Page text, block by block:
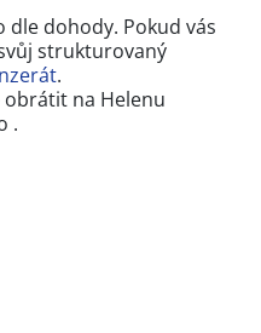
dohody. Pokud vás
strukturovaný
.
na Helenu
.